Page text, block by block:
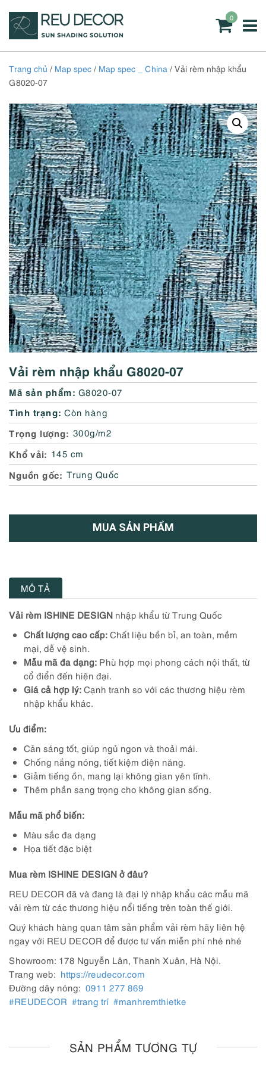
0
Trang chủ / Map spec / Map spec _ China / Vải rèm nhập khẩu
G8020-07
Vải rèm nhập khẩu G8020-07
Mã sản phẩm: G8020-07
Tình trạng: Còn hàng
Trọng lượng 300g/m2
Khổ vải 145 cm
Nguồn gốc Trung Quốc
MUA SẢN PHẨM
MÔ TẢ
Vải rèm ISHINE DESIGN nhập khẩu từ Trung Quốc
Chất lượng cao cấp: Chất liệu bền bỉ, an toàn, mềm
mại, dễ vệ sinh.
Mẫu mã đa dạng: Phù hợp mọi phong cách nội thất, từ
cổ điển đến hiện đại.
Giá cả hợp lý: Cạnh tranh so với các thương hiệu rèm
nhập khẩu khác.
Ưu điểm:
Cản sáng tốt, giúp ngủ ngon và thoải mái.
Chống nắng nóng, tiết kiệm điện năng.
Giảm tiếng ồn, mang lại không gian yên tĩnh.
Thêm phần sang trọng cho không gian sống.
Mẫu mã phổ biến:
Màu sắc đa dạng
Họa tiết đặc biệt
Mua rèm ISHINE DESIGN ở đâu?
REU DECOR đã và đang là đại lý nhập khẩu các mẫu mã
vải rèm từ các thương hiệu nổi tiếng trên toàn thế giới.
Quý khách hàng quan tâm sản phẩm vải rèm hãy liên hệ
ngay với REU DECOR để được tư vấn miễn phí nhé nhé
Showroom: 178 Nguyễn Lân, Thanh Xuân, Hà Nội.
Trang web: https://reudecor.com
Đường dây nóng: 0911 277 869
#REUDECOR #trang trí #manhremthietke
SẢN PHẨM TƯƠNG TỰ